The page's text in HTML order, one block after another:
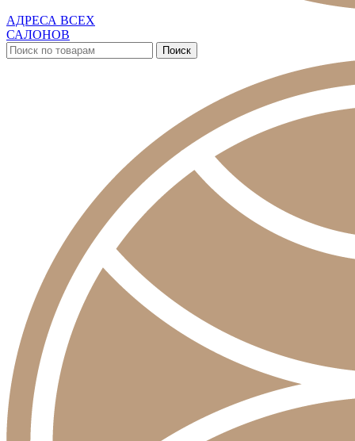
АДРЕСА ВСЕХ
САЛОНОВ